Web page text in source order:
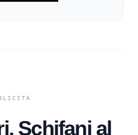
Schifani al